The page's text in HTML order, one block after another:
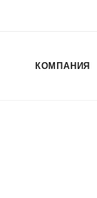
КОМПАНИЯ